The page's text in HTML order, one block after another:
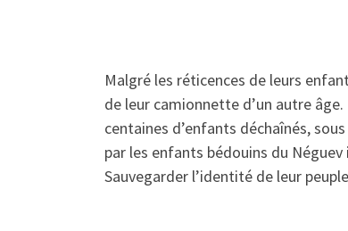
Malgré les réticences de leurs
de leur camionnette d’un autre
centaines d’enfants déchaînés,
par les enfants bédouins du
Sauvegarder l’identité de leur